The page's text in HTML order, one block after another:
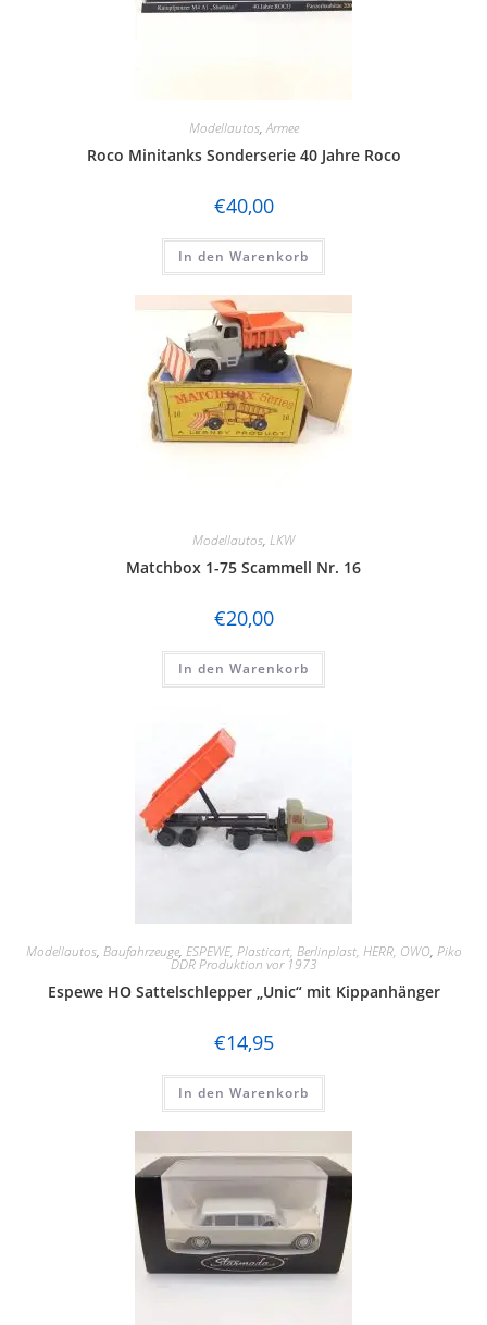
Modellautos,Armee
Roco Minitanks Sonderserie 40 Jahre Roco
€40,00
In den Warenkorb
Modellautos, LKW
Matchbox 1-75 Scammell Nr. 16
€20,00
In den Warenkorb
Modellautos, Baufahrzeuge, ESPEWE, Plasticart, Berlinplast, HERR, OWO, Piko
DDR Produktion vor 1973
Espewe HO Sattelschlepper „Unic“ mit Kippanhänger
€14,95
In den Warenkorb